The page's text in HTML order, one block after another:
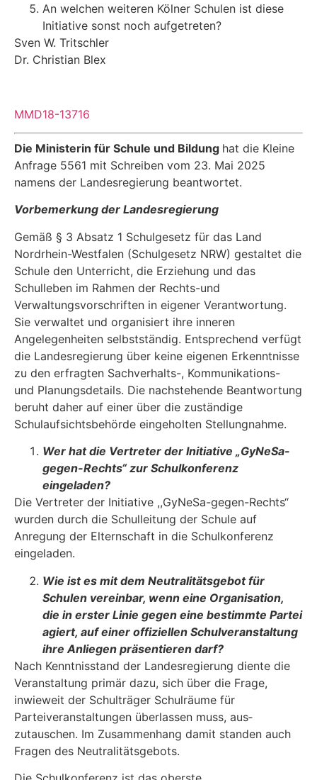
An welchen weiteren Kölner Schulen ist diese
Initiative sonst noch aufgetreten?
Sven W. Tritschler
Dr. Christian Blex
MMD18-13716
Die Ministerin für Schule und Bildung hat die Kleine
Anfrage 5561 mit Schreiben vom 23. Mai 2025
namens der Landesregierung beantwortet.
Vorbemerkung der Landesregierung
Gemäß § 3 Absatz 1 Schulgesetz für das Land
Nordrhein-Westfalen (Schulgesetz NRW) gestaltet die
Schule den Unterricht, die Erziehung und das
Schulleben im Rahmen der Rechts-und
Verwaltungsvorschriften in eigener Verantwortung.
Sie verwaltet und organisiert ihre inneren
Angelegenheiten selbstständig. Entsprechend verfügt
die Landesregierung über keine eigenen Erkenntnisse
zu den erfragten Sachverhalts-, Kommunikations-
und Planungsdetails. Die nachstehende Beantwortung
beruht daher auf einer über die zuständige
Schulaufsichts­behörde eingeholten Stellungnahme.
Wer hat die Vertreter der Initiative „GyNeSa-
gegen-Rechts“ zur Schulkonferenz
eingeladen?
Die Vertreter der Initiative ,,GyNeSa-gegen-Rechts“
wurden durch die Schulleitung der Schule auf
Anregung der Elternschaft in die Schulkonferenz
eingeladen.
Wie ist es mit dem Neutralitätsgebot für
Schulen vereinbar, wenn eine Organisa­tion,
die in erster Linie gegen eine bestimmte Partei
agiert, auf einer offiziellen Schulveranstaltung
ihre Anliegen präsentieren darf?
Nach Kenntnisstand der Landesregierung diente die
Veranstaltung primär dazu, sich über die Frage,
inwieweit der Schulträger Schulräume für
Parteiveranstaltungen überlassen muss, aus­
zutauschen. Im Zusammenhang damit standen auch
Fragen des Neutralitätsgebots.